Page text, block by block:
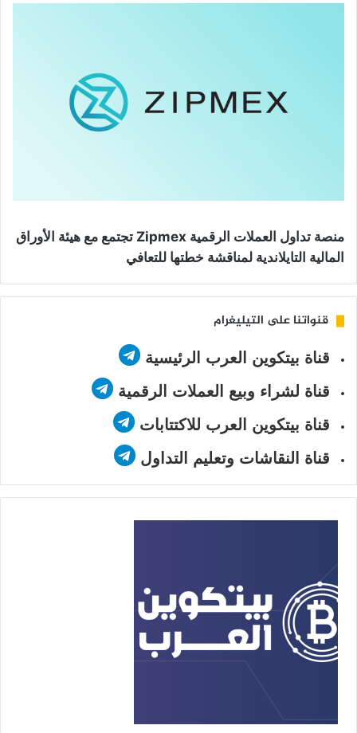
منصة تداول العملات الرقمية Zipmex تجتمع مع هيئة الأوراق
المالية التايلاندية لمناقشة خطتها للتعافي
قنواتنا على التيليغرام
قناة بيتكوين العرب الرئيسية
قناة لشراء وبيع العملات الرقمية
قناة بيتكوين العرب للاكتتابات
قناة النقاشات وتعليم التداول